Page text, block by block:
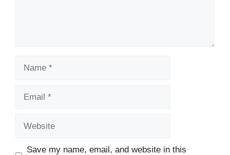
Save my name, email, and website in this